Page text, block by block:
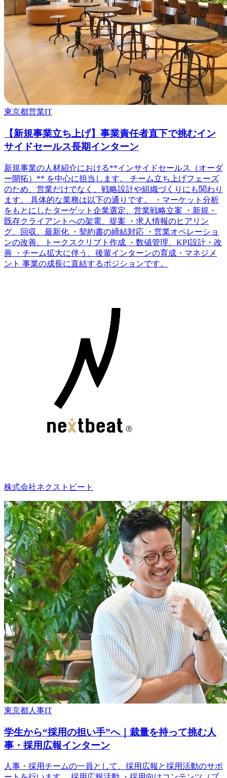
東京都営業IT
【新規事業立ち上げ】事業責任者直下で挑むイン
サイドセールス長期インターン
新規事業の人材紹介における**インサイドセールス（オーダ
ー開拓）** を中心に担当します。 チーム立ち上げフェーズ
のため、営業だけでなく、戦略設計や組織づくりにも関わり
ます。 具体的な業務は以下の通りです。 ・マーケット分析
をもとにしたターゲット企業選定、営業戦略立案 ・新規・
既存クライアントへの架電、提案 ・求人情報のヒアリン
グ、回収、最新化 ・契約書の締結対応 ・営業オペレーショ
ンの改善、トークスクリプト作成 ・数値管理、KPI設計・改
善 ・チーム拡大に伴う、後輩インターンの育成・マネジメ
ント 事業の成長に直結するポジションです。
株式会社ネクストビート
東京都人事IT
学生から“採用の担い手”へ｜裁量を持って挑む人
事・採用広報インターン
人事・採用チームの一員として、採用広報と採用活動のサポ